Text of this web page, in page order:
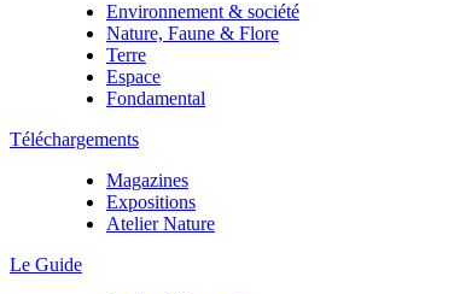
Environnement & société
Nature, Faune & Flore
Terre
Espace
Fondamental
Téléchargements
Magazines
Expositions
Atelier Nature
Le Guide